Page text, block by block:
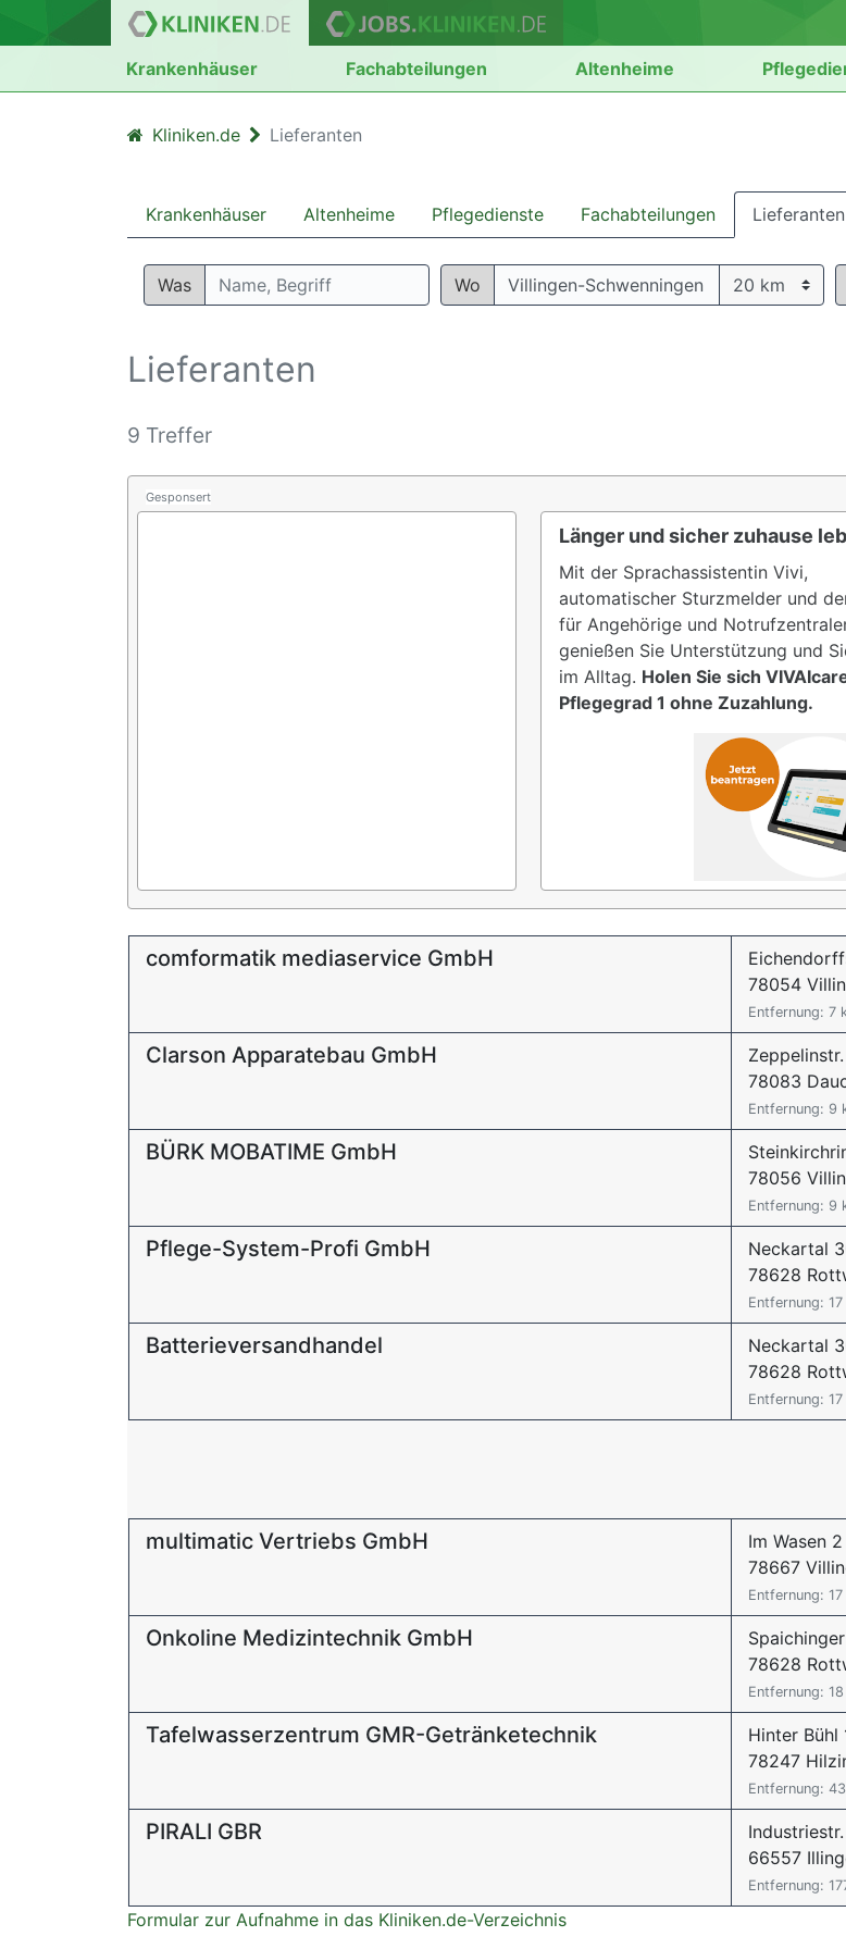
Krankenhäuser Fachabteilungen Altenheime
Kliniken.de Lieferanten
Krankenhäuser Altenheime Pflegedienste Fachabteilungen Lieferanten
Was Wo
Lieferanten
9 Treffer
Gesponsert
Länger und sicher zuhause
Mit der Sprachassistentin Vivi,
automatischer Sturzmelder und
für Angehörige und
genießen Sie Unterstützung und
im Alltag. Holen Sie sich
Pflegegrad 1 ohne Zuzahlung.
comformatik mediaservice GmbH
78054
Entfernung: 7
Clarson Apparatebau GmbH
78083
Entfernung: 9
BÜRK MOBATIME GmbH
78056
Entfernung: 9
Pflege-System-Profi GmbH
Neckartal
78628
Entfernung: 17
Batterieversandhandel
Neckartal
78628
Entfernung: 17
multimatic Vertriebs GmbH
Im Wasen 2
78667
Entfernung: 17
Onkoline Medizintechnik GmbH
78628
Entfernung:
Tafelwasserzentrum GMR-Getränketechnik
Hinter Bühl
78247
Entfernung:
PIRALI GBR
66557
Entfernung:
Formular zur Aufnahme in das Kliniken.de-Verzeichnis